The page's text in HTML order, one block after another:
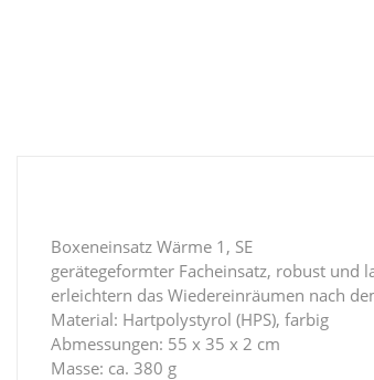
Boxeneinsatz Wärme 1, SE
gerätegeformter Facheinsatz, robust und
erleichtern das Wiedereinräumen nach
Material: Hartpolystyrol (HPS), farbig
Abmessungen: 55 x 35 x 2 cm
Masse: ca. 380 g